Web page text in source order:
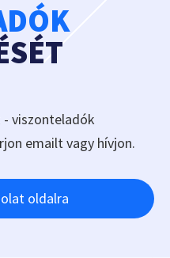
- viszonteladók
emailt vagy hívjon.
oldalra